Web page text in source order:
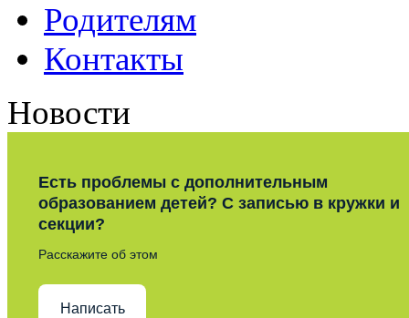
Родителям
Контакты
Новости
Есть проблемы с дополнительным
образованием детей? С записью в кружки и
секции?
Расскажите об этом
Написать